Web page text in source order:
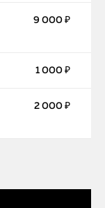
9 000 ₽
1 000 ₽
2 000 ₽